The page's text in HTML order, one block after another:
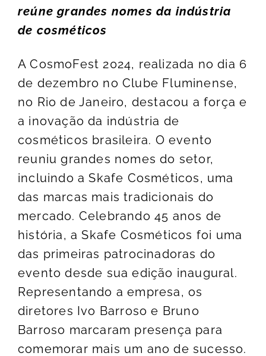
reúne grandes nomes da indústria
de cosméticos
A CosmoFest 2024, realizada no dia 6
de dezembro no Clube Fluminense,
no Rio de Janeiro, destacou a força e
a inovação da indústria de
cosméticos brasileira. O evento
reuniu grandes nomes do setor,
incluindo a Skafe Cosméticos, uma
das marcas mais tradicionais do
mercado. Celebrando 45 anos de
história, a Skafe Cosméticos foi uma
das primeiras patrocinadoras do
evento desde sua edição inaugural.
Representando a empresa, os
diretores Ivo Barroso e Bruno
Barroso marcaram presença para
comemorar mais um ano de sucesso.